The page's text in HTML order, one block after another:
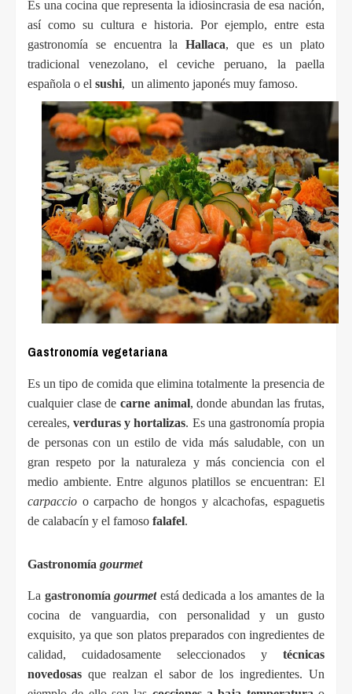
Es una cocina que representa la idiosincrasia de esa nación,
así como su cultura e historia. Por ejemplo, entre esta
gastronomía se encuentra la Hallaca, que es un plato
tradicional venezolano, el ceviche peruano, la paella
española o el sushi, un alimento japonés muy famoso.
Gastronomía vegetariana
Es un tipo de comida que elimina totalmente la presencia de
cualquier clase de carne animal, donde abundan las frutas,
cereales, verduras y hortalizas. Es una gastronomía propia
de personas con un estilo de vida más saludable, con un
gran respeto por la naturaleza y más conciencia con el
carpaccio o carpacho de hongos y alcachofas, espaguetis
de calabacín y el famoso falafel.
Gastronomía gourmet
La gastronomía gourmet está dedicada a los amantes de la
cocina de vanguardia, con personalidad y un gusto
exquisito, ya que son platos preparados con ingredientes de
calidad, cuidadosamente seleccionados y técnicas
novedosas que realzan el sabor de los ingredientes. Un